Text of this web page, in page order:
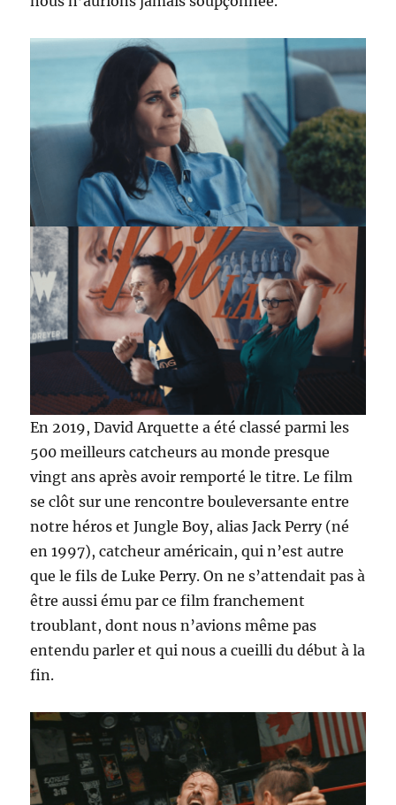
En 2019, David Arquette a été classé parmi les
500 meilleurs catcheurs au monde presque
vingt ans après avoir remporté le titre. Le film
se clôt sur une rencontre bouleversante entre
notre héros et Jungle Boy, alias Jack Perry (né
en 1997), catcheur américain, qui n’est autre
que le fils de Luke Perry. On ne s’attendait pas à
être aussi ému par ce film franchement
troublant, dont nous n’avions même pas
entendu parler et qui nous a cueilli du début à la
fin.